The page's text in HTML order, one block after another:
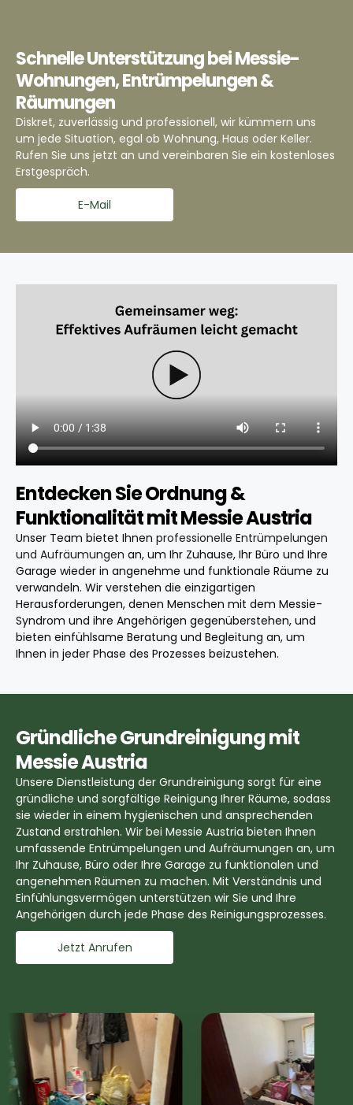
Schnelle Unterstützung bei Messie-
Wohnungen, Entrümpelungen &
Räumungen
Diskret, zuverlässig und professionell, wir kümmern uns
um jede Situation, egal ob Wohnung, Haus oder Keller.
Rufen Sie uns jetzt an und vereinbaren Sie ein kostenloses
Erstgespräch.
E-Mail
Entdecken Sie Ordnung &
Funktionalität mit Messie Austria
Unser Team bietet Ihnen professionelle Entrümpelungen
und Aufräumungen an, um Ihr Zuhause, Ihr Büro und Ihre
Garage wieder in angenehme und funktionale Räume zu
verwandeln. Wir verstehen die einzigartigen
Herausforderungen, denen Menschen mit dem Messie-
Syndrom und ihre Angehörigen gegenüberstehen, und
bieten einfühlsame Beratung und Begleitung an, um
Ihnen in jeder Phase des Prozesses beizustehen.
Gründliche Grundreinigung mit
Messie Austria
Unsere Dienstleistung der Grundreinigung sorgt für eine
gründliche und sorgfältige Reinigung Ihrer Räume, sodass
sie wieder in einem hygienischen und ansprechenden
Zustand erstrahlen. Wir bei Messie Austria bieten Ihnen
umfassende Entrümpelungen und Aufräumungen an, um
Ihr Zuhause, Büro oder Ihre Garage zu funktionalen und
angenehmen Räumen zu machen. Mit Verständnis und
Einfühlungsvermögen unterstützen wir Sie und Ihre
Angehörigen durch jede Phase des Reinigungsprozesses.
Jetzt Anrufen